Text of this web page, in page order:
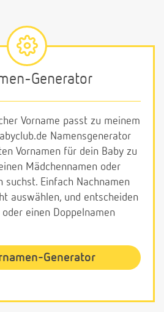
Generator
Vorname passt zu meinem
Namensgenerator
Vornamen für dein Baby zu
Mädchennamen oder
suchst. Einfach Nachnamen
auswählen, und entscheiden
einen Doppelnamen
Generator